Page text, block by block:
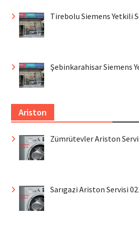
Tirebolu Siemens Yetkili
Şebinkarahisar Siemens
Ariston
Zümrütevler Ariston
Sarıgazi Ariston Servisi